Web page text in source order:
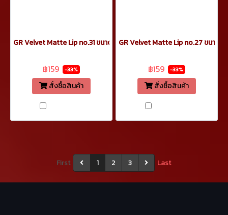
GR Velvet Matte Lip no.31 ขนาด 4.2 กรัม
฿159 -33%
สั่งซื้อสินค้า
GR Velvet Matte Lip no.27 ขนาด
฿159 -33%
สั่งซื้อสินค้า
First 1 2 3 Last